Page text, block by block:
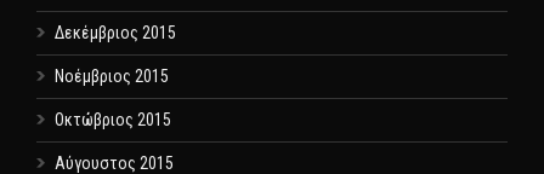
Δεκέμβριος 2015
Νοέμβριος 2015
Οκτώβριος 2015
Αύγουστος 2015